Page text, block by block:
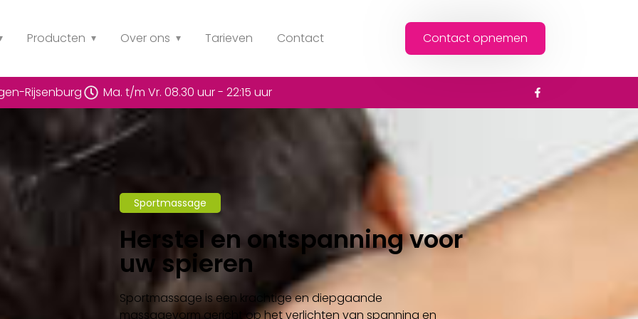
Producten Over ons Tarieven Contact Contact opnemen
Rijsenburg Ma. t/m Vr. 08.30 uur - 22:15 uur
Sportmassage
Herstel en ontspanning voor
uw spieren
Sportmassage is een krachtige en diepgaande
massagevorm gericht op het verlichten van spanning en